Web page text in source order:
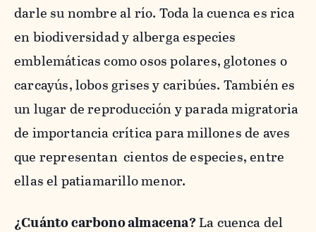
darle su nombre al río. Toda la cuenca es rica
en biodiversidad y alberga especies
emblemáticas como osos polares, glotones o
carcayús, lobos grises y caribúes. También es
un lugar de reproducción y parada migratoria
de importancia crítica para millones de aves
que representan cientos de especies, entre
ellas el patiamarillo menor.
¿Cuánto carbono almacena?La cuenca del